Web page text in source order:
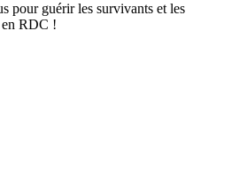
pour guérir les survivants et les
en RDC !